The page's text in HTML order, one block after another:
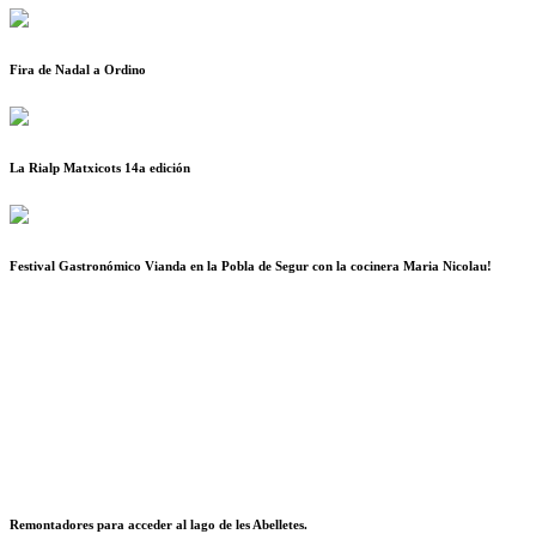
Fira de Nadal a Ordino
La Rialp Matxicots 14a edición
Festival Gastronómico Vianda en la Pobla de Segur con la cocinera Maria Nicolau!
Remontadores para acceder al lago de les Abelletes.